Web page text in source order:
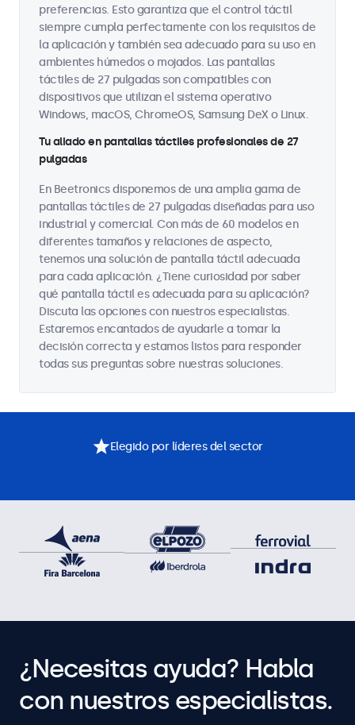
preferencias. Esto garantiza que el control táctil
siempre cumpla perfectamente con los requisitos de
la aplicación y también sea adecuado para su uso en
ambientes húmedos o mojados. Las pantallas
táctiles de 27 pulgadas son compatibles con
dispositivos que utilizan el sistema operativo
Windows, macOS, ChromeOS, Samsung DeX o Linux.
Tu aliado en pantallas táctiles profesionales de 27
pulgadas
En Beetronics disponemos de una amplia gama de
pantallas táctiles de 27 pulgadas diseñadas para uso
industrial y comercial. Con más de 60 modelos en
diferentes tamaños y relaciones de aspecto,
tenemos una solución de pantalla táctil adecuada
para cada aplicación. ¿Tiene curiosidad por saber
qué pantalla táctil es adecuada para su aplicación?
Discuta las opciones con nuestros especialistas.
Estaremos encantados de ayudarle a tomar la
decisión correcta y estamos listos para responder
todas sus preguntas sobre nuestras soluciones.
Elegido por líderes del sector
¿Necesitas ayuda? Habla
con nuestros especialistas.